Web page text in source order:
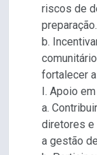
riscos de
preparação.
b.
fortalecer
I. Apoio
a.
diretores e
a gestão